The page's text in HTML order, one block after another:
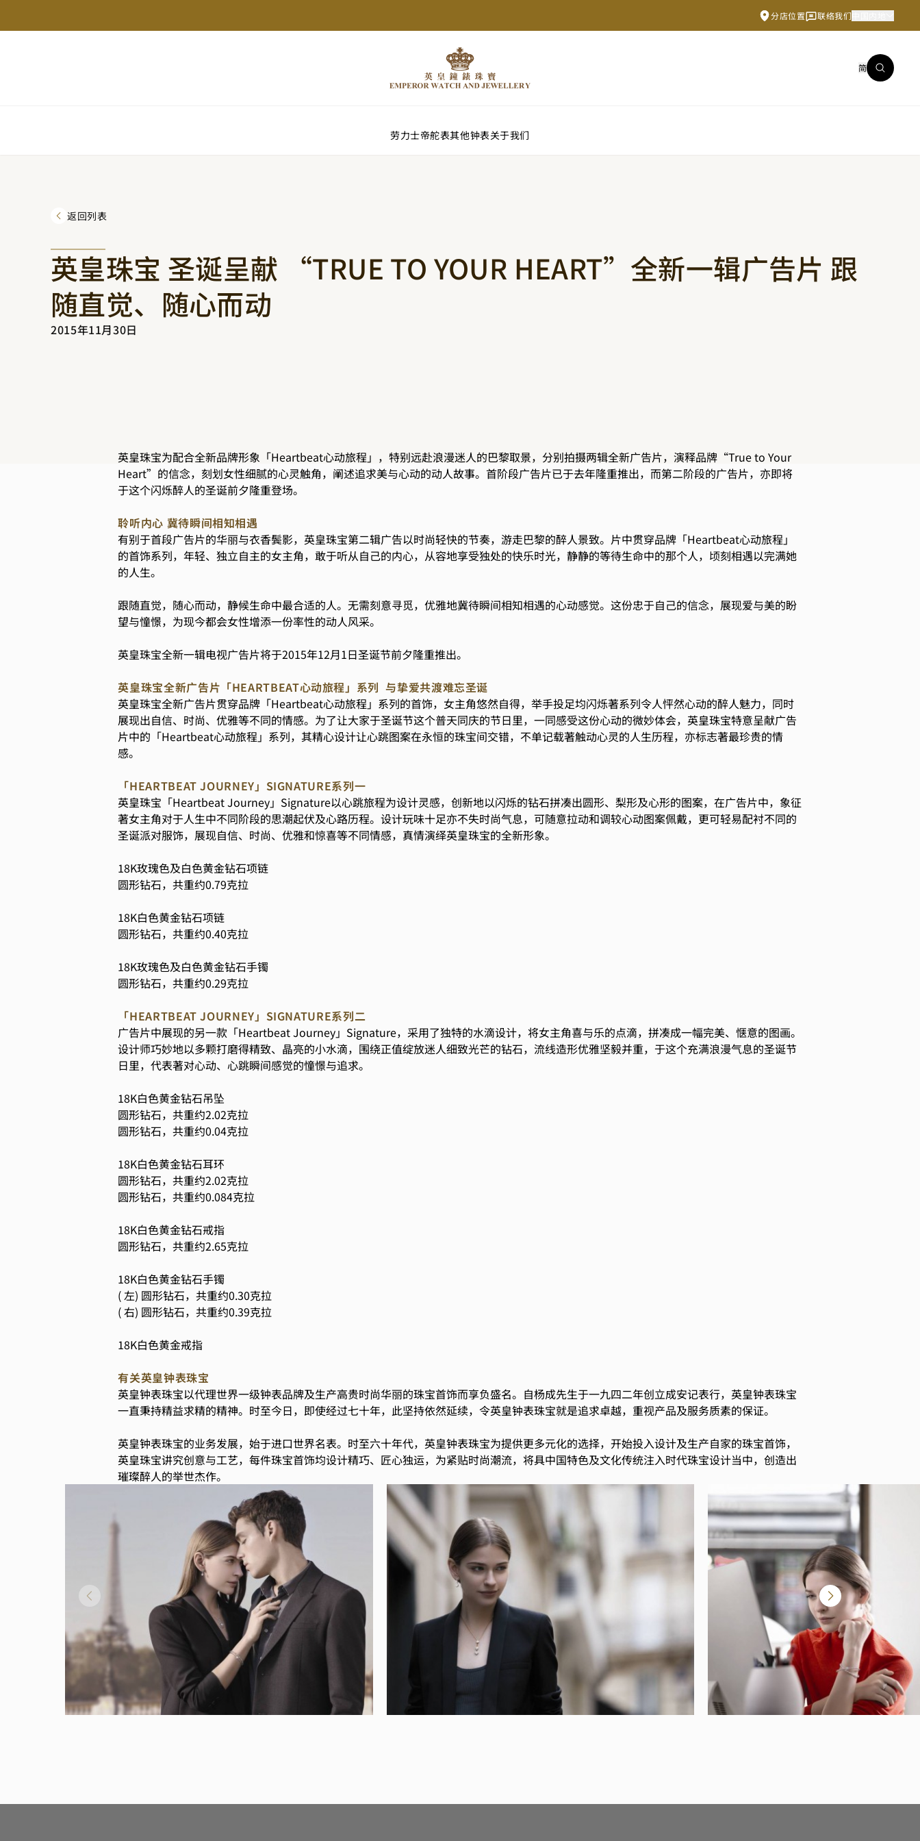
分店位置 联络我们
简
劳力士帝舵表其他钟表关于我们
返回列表
英皇珠宝 圣诞呈献 “TRUE TO YOUR HEART”全新一辑广告片 跟
随直觉、随心而动
2015年11月30日
英皇珠宝为配合全新品牌形象「Heartbeat心动旅程」，特别远赴浪漫迷人的巴黎取景，分别拍摄两辑全新广告片，演释品牌“True to Your
Heart”的信念，刻划女性细腻的心灵触角，阐述追求美与心动的动人故事。首阶段广告片已于去年隆重推出，而第二阶段的广告片，亦即将
于这个闪烁醉人的圣诞前夕隆重登场。
聆听内心 冀待瞬间相知相遇
有别于首段广告片的华丽与衣香鬓影，英皇珠宝第二辑广告以时尚轻快的节奏，游走巴黎的醉人景致。片中贯穿品牌「Heartbeat心动旅程」
的首饰系列，年轻、独立自主的女主角，敢于听从自己的内心，从容地享受独处的快乐时光，静静的等待生命中的那个人，顷刻相遇以完满她
的人生。
跟随直觉，随心而动，静候生命中最合适的人。无需刻意寻觅，优雅地冀待瞬间相知相遇的心动感觉。这份忠于自己的信念，展现爱与美的盼
望与憧憬，为现今都会女性增添一份率性的动人风采。
英皇珠宝全新一辑电视广告片将于2015年12月1日圣诞节前夕隆重推出。
英皇珠宝全新广告片「HEARTBEAT心动旅程」系列 与挚爱共渡难忘圣诞
英皇珠宝全新广告片贯穿品牌「Heartbeat心动旅程」系列的首饰，女主角悠然自得，举手投足均闪烁著系列令人怦然心动的醉人魅力，同时
展现出自信、时尚、优雅等不同的情感。为了让大家于圣诞节这个普天同庆的节日里，一同感受这份心动的微妙体会，英皇珠宝特意呈献广告
片中的「Heartbeat心动旅程」系列，其精心设计让心跳图案在永恒的珠宝间交错，不单记载著触动心灵的人生历程，亦标志著最珍贵的情
感。
「HEARTBEAT JOURNEY」SIGNATURE系列一
英皇珠宝「Heartbeat Journey」Signature以心跳旅程为设计灵感，创新地以闪烁的钻石拼凑出圆形、梨形及心形的图案，在广告片中，象征
著女主角对于人生中不同阶段的思潮起伏及心路历程。设计玩味十足亦不失时尚气息，可随意拉动和调较心动图案佩戴，更可轻易配衬不同的
圣诞派对服饰，展现自信、时尚、优雅和惊喜等不同情感，真情演绎英皇珠宝的全新形象。
18K玫瑰色及白色黄金钻石项链
圆形钻石，共重约0.79克拉
18K白色黄金钻石项链
圆形钻石，共重约0.40克拉
18K玫瑰色及白色黄金钻石手镯
圆形钻石，共重约0.29克拉
「HEARTBEAT JOURNEY」SIGNATURE系列二
广告片中展现的另一款「Heartbeat Journey」Signature，采用了独特的水滴设计，将女主角喜与乐的点滴，拼凑成一幅完美、惬意的图画。
设计师巧妙地以多颗打磨得精致、晶亮的小水滴，围绕正值绽放迷人细致光芒的钻石，流线造形优雅坚毅并重，于这个充满浪漫气息的圣诞节
日里，代表著对心动、心跳瞬间感觉的憧憬与追求。
18K白色黄金钻石吊坠
圆形钻石，共重约2.02克拉
圆形钻石，共重约0.04克拉
18K白色黄金钻石耳环
圆形钻石，共重约2.02克拉
圆形钻石，共重约0.084克拉
18K白色黄金钻石戒指
圆形钻石，共重约2.65克拉
18K白色黄金钻石手镯
( 左) 圆形钻石，共重约0.30克拉
( 右) 圆形钻石，共重约0.39克拉
18K白色黄金戒指
有关英皇钟表珠宝
英皇钟表珠宝以代理世界一级钟表品牌及生产高贵时尚华丽的珠宝首饰而享负盛名。自杨成先生于一九四二年创立成安记表行，英皇钟表珠宝
一直秉持精益求精的精神。时至今日，即使经过七十年，此坚持依然延续，令英皇钟表珠宝就是追求卓越，重视产品及服务质素的保证。
英皇钟表珠宝的业务发展，始于进口世界名表。时至六十年代，英皇钟表珠宝为提供更多元化的选择，开始投入设计及生产自家的珠宝首饰，
英皇珠宝讲究创意与工艺，每件珠宝首饰均设计精巧、匠心独运，为紧贴时尚潮流，将具中国特色及文化传统注入时代珠宝设计当中，创造出
璀璨醉人的举世杰作。